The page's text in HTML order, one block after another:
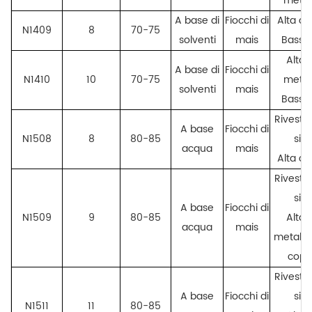
N1409
8 70-75
A base di
solventi
Fiocchi di
mais
Alta
N1410 10 70-75
A base di
solventi
Fiocchi di
mais
N1508 8 80-85
A base
acqua
Fiocchi di
mais
Alta
N1509 9 80-85
A base
acqua
Fiocchi di
mais
N1511 11 80-85
A base
Fiocchi di